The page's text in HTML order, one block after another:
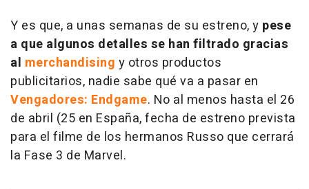
Y es que, a unas semanas de su estreno, y pese
a que algunos detalles se han filtrado gracias
al merchandising y otros productos
publicitarios, nadie sabe qué va a pasar en
Vengadores: Endgame. No al menos hasta el 26
de abril (25 en España, fecha de estreno prevista
para el filme de los hermanos Russo que cerrará
la Fase 3 de Marvel.